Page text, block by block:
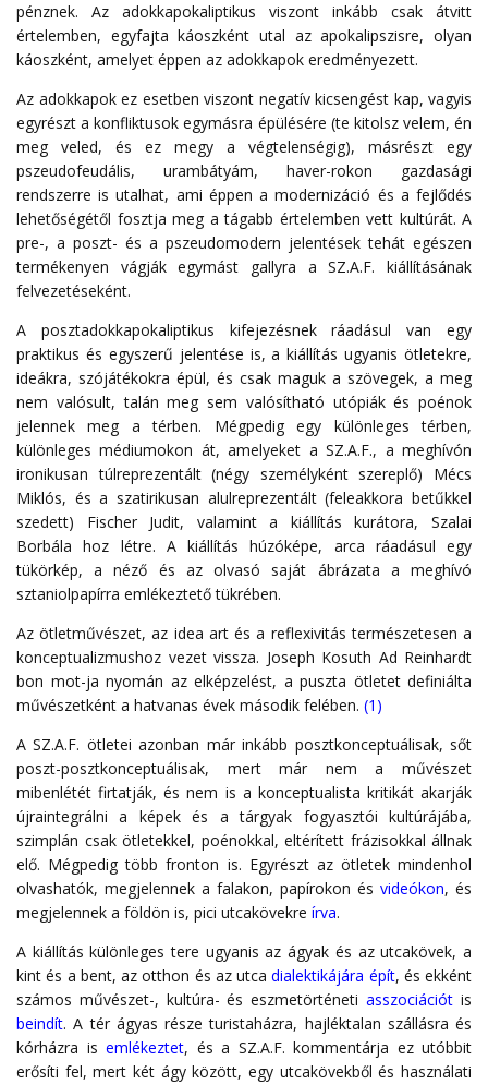
pénznek. Az adokkapokaliptikus viszont inkább csak átvitt
értelemben, egyfajta káoszként utal az apokalipszisre, olyan
káoszként, amelyet éppen az adokkapok eredményezett.
Az adokkapok ez esetben viszont negatív kicsengést kap, vagyis
egyrészt a konfliktusok egymásra épülésére (te kitolsz velem, én
meg veled, és ez megy a végtelenségig), másrészt egy
pszeudofeudális, urambátyám, haver-rokon gazdasági
rendszerre is utalhat, ami éppen a modernizáció és a fejlődés
lehetőségétől fosztja meg a tágabb értelemben vett kultúrát. A
pre-, a poszt- és a pszeudomodern jelentések tehát egészen
termékenyen vágják egymást gallyra a SZ.A.F. kiállításának
felvezetéseként.
A posztadokkapokaliptikus kifejezésnek ráadásul van egy
praktikus és egyszerű jelentése is, a kiállítás ugyanis ötletekre,
ideákra, szójátékokra épül, és csak maguk a szövegek, a meg
nem valósult, talán meg sem valósítható utópiák és poénok
jelennek meg a térben. Mégpedig egy különleges térben,
különleges médiumokon át, amelyeket a SZ.A.F., a meghívón
ironikusan túlreprezentált (négy személyként szereplő) Mécs
Miklós, és a szatirikusan alulreprezentált (feleakkora betűkkel
szedett) Fischer Judit, valamint a kiállítás kurátora, Szalai
Borbála hoz létre. A kiállítás húzóképe, arca ráadásul egy
tükörkép, a néző és az olvasó saját ábrázata a meghívó
sztaniolpapírra emlékeztető tükrében.
Az ötletművészet, az idea art és a reflexivitás természetesen a
konceptualizmushoz vezet vissza. Joseph Kosuth Ad Reinhardt
bon mot-ja nyomán az elképzelést, a puszta ötletet definiálta
művészetként a hatvanas évek második felében. (1)
A SZ.A.F. ötletei azonban már inkább posztkonceptuálisak, sőt
poszt-posztkonceptuálisak, mert már nem a művészet
mibenlétét firtatják, és nem is a konceptualista kritikát akarják
újraintegrálni a képek és a tárgyak fogyasztói kultúrájába,
szimplán csak ötletekkel, poénokkal, eltérített frázisokkal állnak
elő. Mégpedig több fronton is. Egyrészt az ötletek mindenhol
olvashatók, megjelennek a falakon, papírokon és videókon, és
megjelennek a földön is, pici utcakövekre írva.
A kiállítás különleges tere ugyanis az ágyak és az utcakövek, a
kint és a bent, az otthon és az utcadialektikájára épít, és ekként
számos művészet-, kultúra- és eszmetörténetiasszociációt is
beindít. A tér ágyas része turistaházra, hajléktalan szállásra és
kórházra is emlékeztet, és a SZ.A.F. kommentárja ez utóbbit
erősíti fel, mert két ágy között, egy utcakövekből és használati